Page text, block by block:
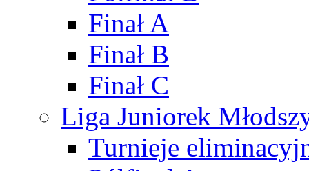
Finał A
Finał B
Finał C
Liga Juniorek
Turnieje